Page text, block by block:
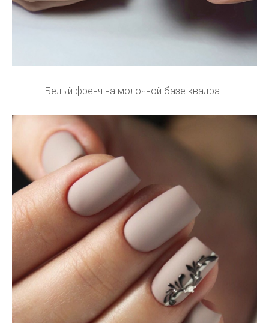
Белый френч на молочной базе квадрат